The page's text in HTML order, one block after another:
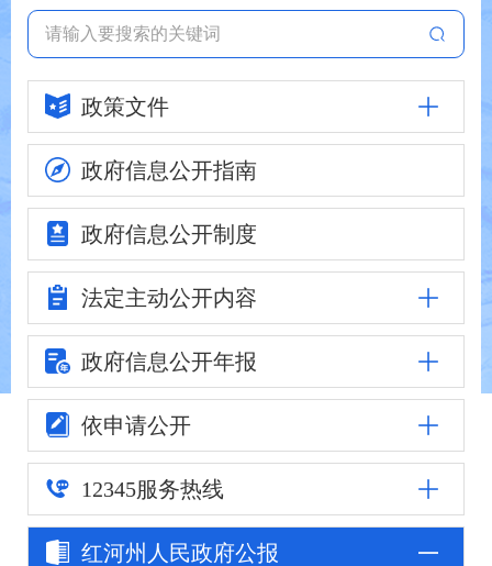
政策文件
政府信息公开指南
政府信息公开制度
法定主动公开内容
政府信息公开年报
依申请公开
12345服务热线
红河州人民政府公报